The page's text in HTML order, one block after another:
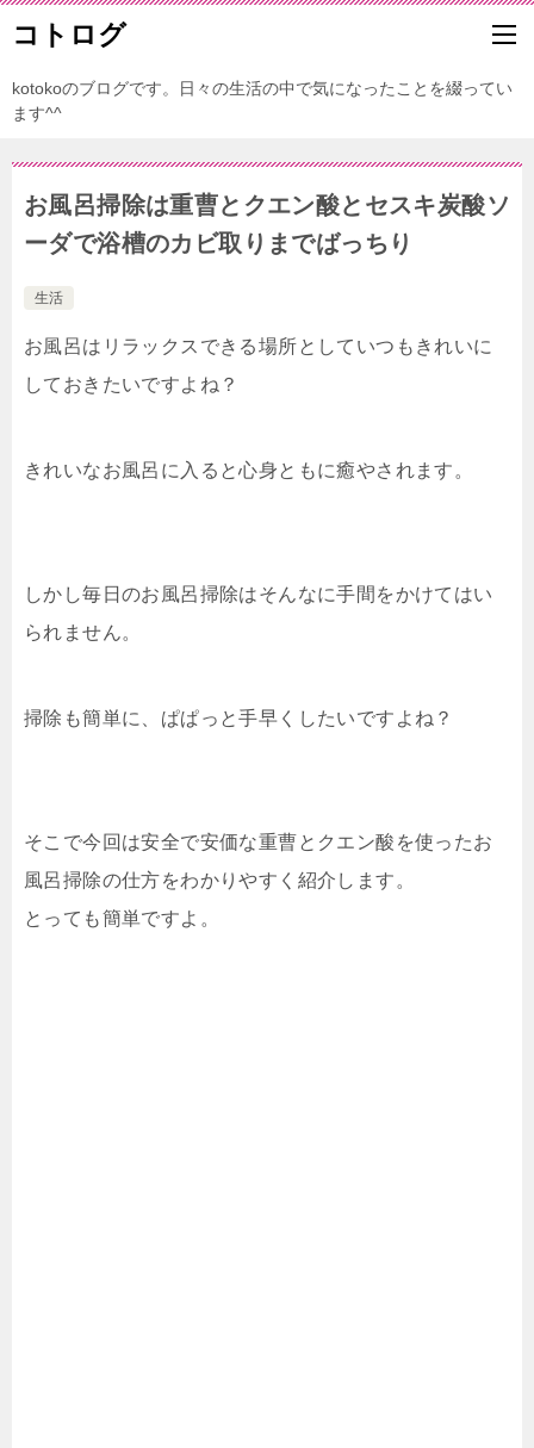
コトログ
kotokoのブログです。日々の生活の中で気になったことを綴ってい
ます^^
お風呂掃除は重曹とクエン酸とセスキ炭酸ソ
ーダで浴槽のカビ取りまでばっちり
生活
お風呂はリラックスできる場所としていつもきれいに
しておきたいですよね？
きれいなお風呂に入ると心身ともに癒やされます。
しかし毎日のお風呂掃除はそんなに手間をかけてはい
られません。
掃除も簡単に、ぱぱっと手早くしたいですよね？
そこで今回は安全で安価な重曹とクエン酸を使ったお
風呂掃除の仕方をわかりやすく紹介します。
とっても簡単ですよ。